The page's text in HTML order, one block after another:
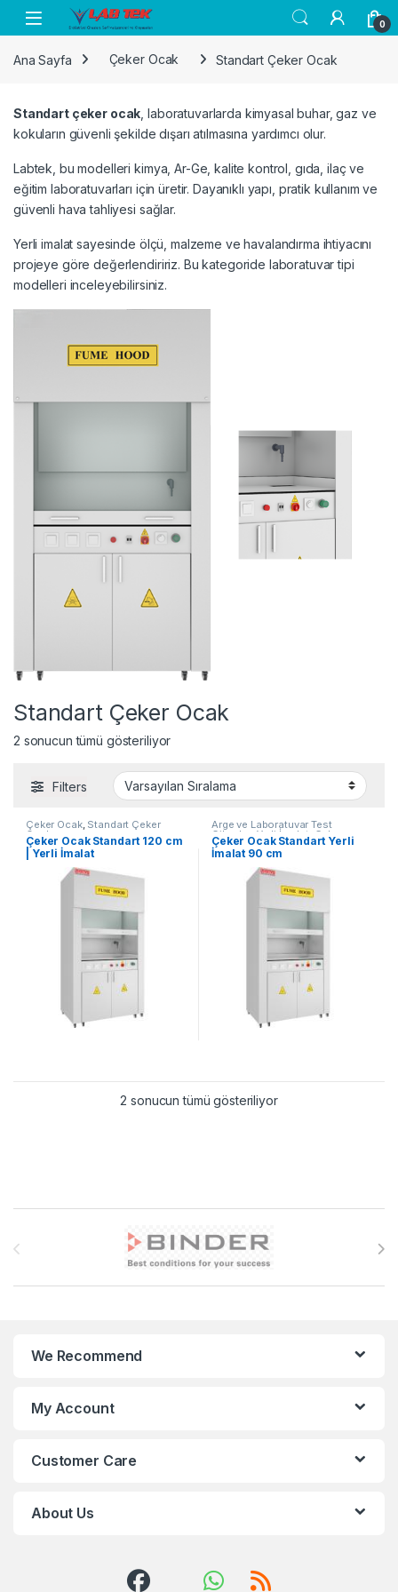
Skip to navigation
Skip to content
0
Ana Sayfa Çeker Ocak Standart Çeker Ocak
Standart çeker ocak , laboratuvarlarda kimyasal buhar, gaz ve
kokuların güvenli şekilde dışarı atılmasına yardımcı olur.
Labtek, bu modelleri kimya, Ar-Ge, kalite kontrol, gıda, ilaç ve
eğitim laboratuvarları için üretir. Dayanıklı yapı, pratik kullanım ve
güvenli hava tahliyesi sağlar.
Yerli imalat sayesinde ölçü, malzeme ve havalandırma ihtiyacını
projeye göre değerlendiririz. Bu kategoride laboratuvar tipi
modelleri inceleyebilirsiniz.
Standart Çeker Ocak
2 sonucun tümü gösteriliyor
Filters
Çeker Ocak, Standart Çeker
Ocak
Çeker Ocak Standart 120 cm
| Yerli İmalat
Arge ve Laboratuvar Test
Cihazları Yerli İmalat, Çeker
Ocak,Standart Çeker Ocak
Çeker Ocak Standart Yerli
İmalat 90 cm
2 sonucun tümü gösteriliyor
Brands Carousel
We Recommend
My Account
Customer Care
About Us